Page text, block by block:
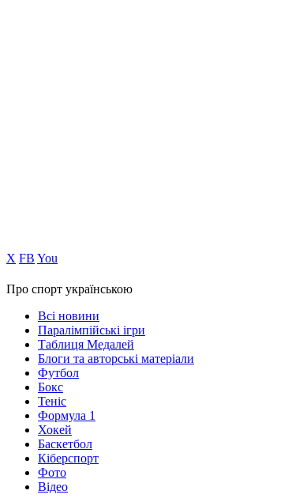
Х FB You
Про спорт українською
Всі новини
Паралімпійські ігри
Таблиця Медалей
Блоги та авторські матеріали
Футбол
Бокс
Теніс
Формула 1
Хокей
Баскетбол
Кіберспорт
Фото
Відео